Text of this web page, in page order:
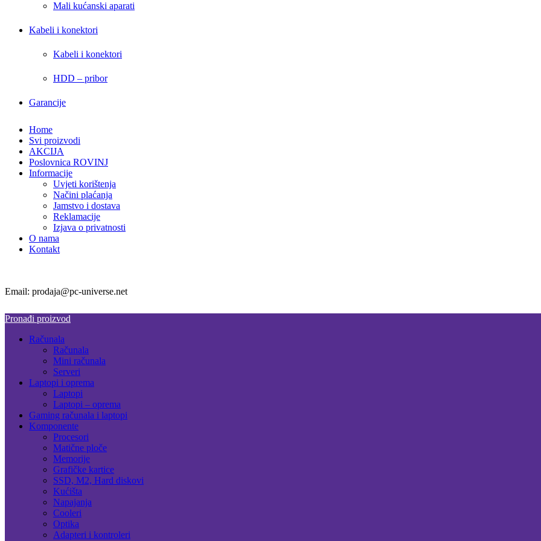
Mali kućanski aparati
Kabeli i konektori
Kabeli i konektori
HDD – pribor
Garancije
Home
Svi proizvodi
AKCIJA
Poslovnica ROVINJ
Informacije
Uvjeti korištenja
Načini plaćanja
Jamstvo i dostava
Reklamacije
Izjava o privatnosti
O nama
Kontakt
Email: prodaja@pc-universe.net
Pronađi proizvod
Računala
Računala
Mini računala
Serveri
Laptopi i oprema
Laptopi
Laptopi – oprema
Gaming računala i laptopi
Komponente
Procesori
Matične ploče
Memorije
Grafičke kartice
SSD, M2, Hard diskovi
Kućišta
Napajanja
Cooleri
Optika
Adapteri i kontroleri